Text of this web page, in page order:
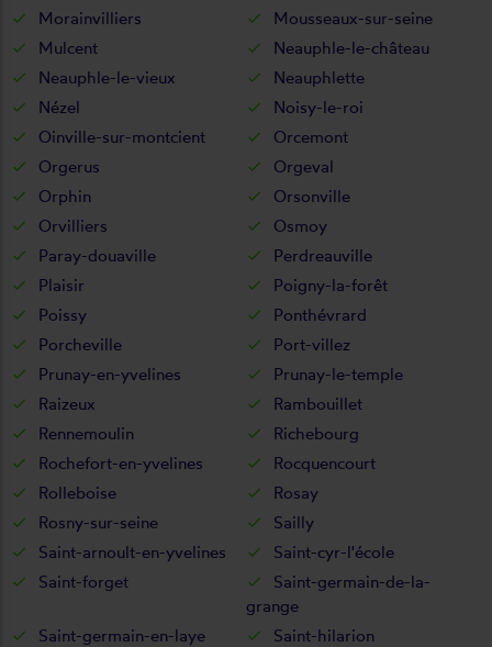
Morainvilliers
Mousseaux-sur-seine
Mulcent
Neauphle-le-château
Neauphle-le-vieux
Neauphlette
Nézel
Noisy-le-roi
Oinville-sur-montcient
Orcemont
Orgerus
Orgeval
Orphin
Orsonville
Orvilliers
Osmoy
Paray-douaville
Perdreauville
Plaisir
Poigny-la-forêt
Poissy
Ponthévrard
Porcheville
Port-villez
Prunay-en-yvelines
Prunay-le-temple
Raizeux
Rambouillet
Rennemoulin
Richebourg
Rochefort-en-yvelines
Rocquencourt
Rolleboise
Rosay
Rosny-sur-seine
Sailly
Saint-arnoult-en-yvelines
Saint-cyr-l'école
Saint-forget
Saint-germain-de-la-
grange
Saint-germain-en-laye
Saint-hilarion